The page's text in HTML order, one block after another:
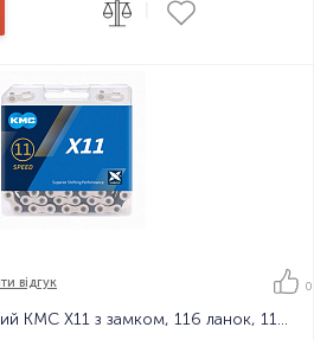
вiдгук 0
Ланцюг велосипедний KMC X11 з замком, 116 ланок, 11 зірок